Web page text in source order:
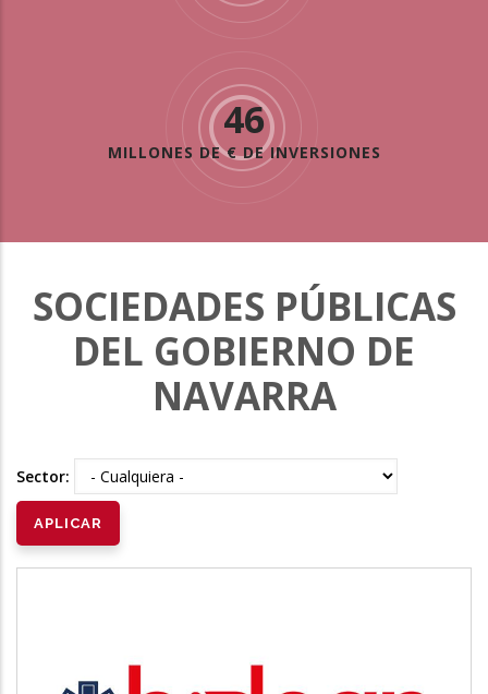
46
MILLONES DE € DE INVERSIONES
SOCIEDADES PÚBLICAS
DEL GOBIERNO DE
NAVARRA
Sector: